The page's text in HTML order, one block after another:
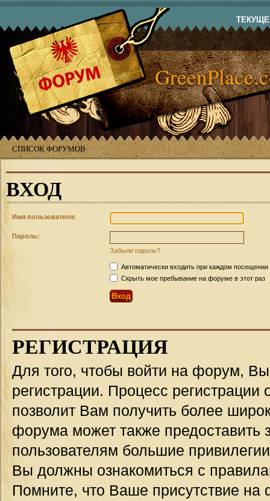
СПИСОК ФОРУМОВ
ВХОД
Имя пользователя:
Пароль:
Забыли пароль?
Автоматически входить при каждом посещении
Скрыть мое пребывание на форуме в этот раз
РЕГИСТРАЦИЯ
Для того, чтобы войти на форум,
регистрации. Процесс регистрации
позволит Вам получить более
форума может также предоставить
пользователям большие
Вы должны ознакомиться с
Помните, что Ваше присутствие на